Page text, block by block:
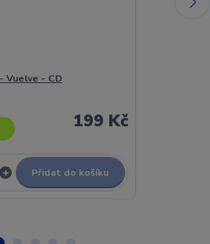
Vuelve - CD
199 Kč
Přidat do košíku